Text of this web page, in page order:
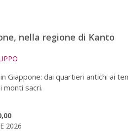
nella regione di Kanto
Giappone: dai quartieri antichi ai
monti sacri.
2026